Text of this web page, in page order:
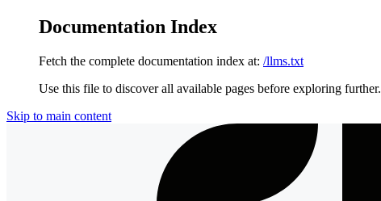
Documentation Index
Fetch the complete documentation index at: /llms.txt
Use this file to discover all available pages before exploring further.
Skip to main content